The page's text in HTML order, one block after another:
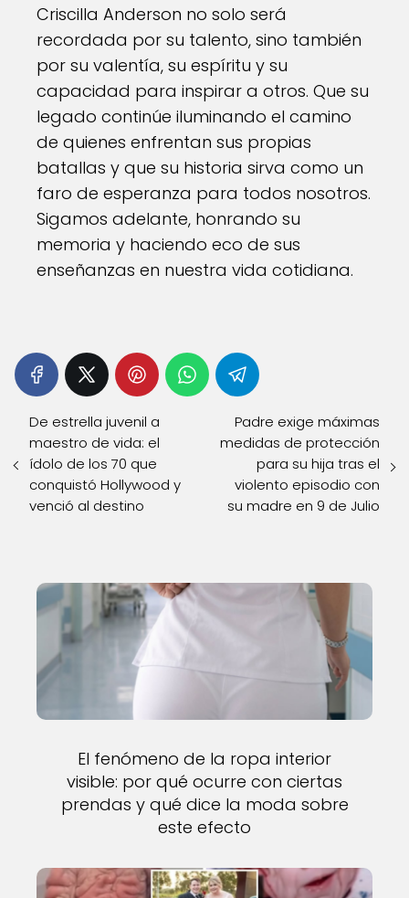
Criscilla Anderson no solo será
recordada por su talento, sino también
por su valentía, su espíritu y su
capacidad para inspirar a otros. Que su
legado continúe iluminando el camino
de quienes enfrentan sus propias
batallas y que su historia sirva como un
faro de esperanza para todos nosotros.
Sigamos adelante, honrando su
memoria y haciendo eco de sus
enseñanzas en nuestra vida cotidiana.
De estrella juvenil a
maestro de vida: el
ídolo de los 70 que
conquistó Hollywood y
venció al destino
Padre exige máximas
medidas de protección
para su hija tras el
violento episodio con
su madre en 9 de Julio
El fenómeno de la ropa interior
visible: por qué ocurre con ciertas
prendas y qué dice la moda sobre
este efecto